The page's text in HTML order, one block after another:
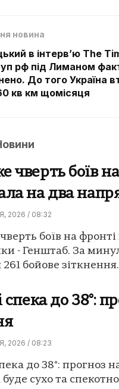
новина
в інтервʼю The
рф під Лиманом
До того Україна
кв км щомісяця
чверть боїв
на два
2026 / 08:32
боїв на
- Генштаб. За
261 бойове
спека до 38°:
2026 / 08:23
до 38°: прогноз
буде сухо та